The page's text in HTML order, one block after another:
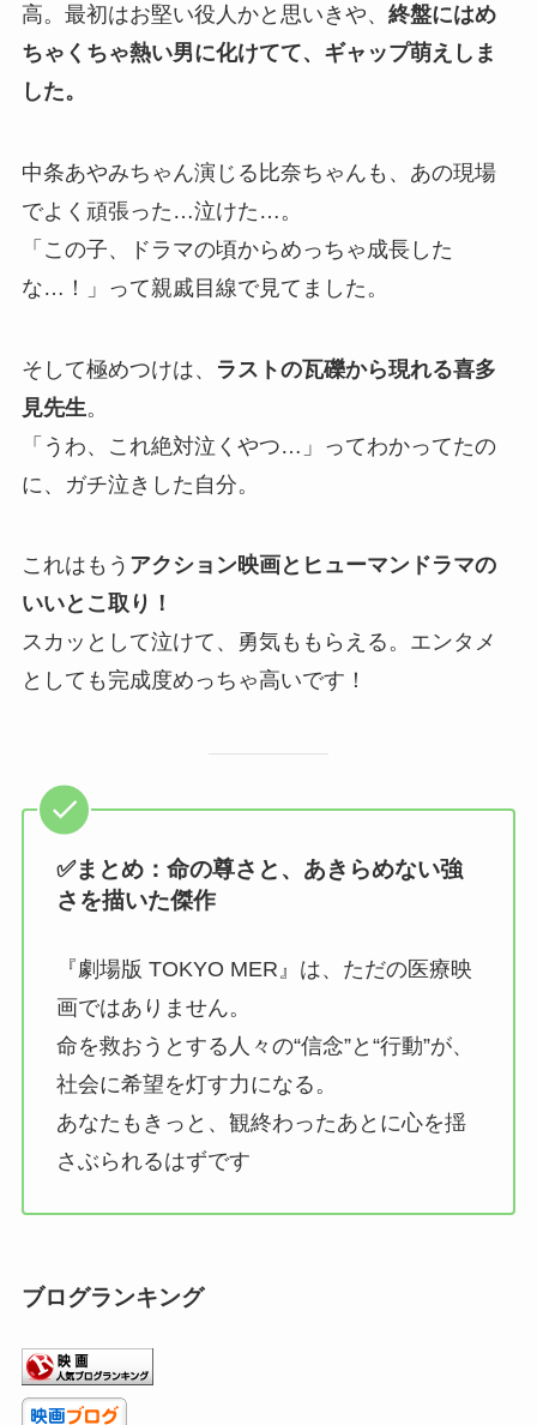
高。最初はお堅い役人かと思いきや、 終盤にはめ
ちゃくちゃ熱い男に化けてて、ギャップ萌えしま
した。
中条あやみちゃん演じる比奈ちゃんも、あの現場
でよく頑張った…泣けた…。
「この子、ドラマの頃からめっちゃ成長した
な…！」って親戚目線で見てました。
そして極めつけは、
ラストの瓦礫から現れる喜多
見先生。
「うわ、これ絶対泣くやつ…」ってわかってたの
に、ガチ泣きした自分。
これはもう アクション映画とヒューマンドラマの
いいとこ取り！
スカッとして泣けて、勇気ももらえる。エンタメ
としても完成度めっちゃ高いです！
✅まとめ：命の尊さと、あきらめない強
さを描いた傑作
『劇場版 TOKYO MER』は、ただの医療映
画ではありません。
命を救おうとする人々の“信念”と“行動”が、
社会に希望を灯す力になる。
あなたもきっと、観終わったあとに心を揺
さぶられるはずです
ブログランキング